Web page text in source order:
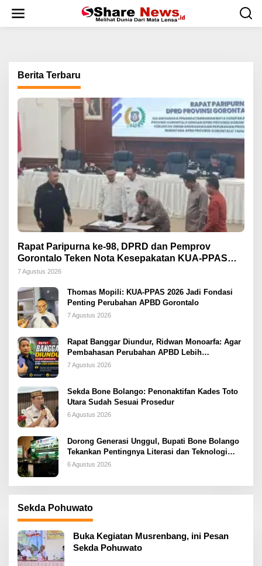
w
Berita Terbaru
Rapat Paripurna ke-98, DPRD dan Pemprov
Gorontalo Teken Nota Kesepakatan KUA-PPAS
2026
7 Agustus 2026
Thomas Mopili: KUA-PPAS 2026 Jadi Fondasi
Penting Perubahan APBD Gorontalo
7 Agustus 2026
Rapat Banggar Diundur, Ridwan Monoarfa: Agar
Pembahasan Perubahan APBD Lebih
Komprehensif
7 Agustus 2026
Sekda Bone Bolango: Penonaktifan Kades Toto
Utara Sudah Sesuai Prosedur
6 Agustus 2026
Dorong Generasi Unggul, Bupati Bone Bolango
Tekankan Pentingnya Literasi dan Teknologi
sejak Dini
6 Agustus 2026
Sekda Pohuwato
Buka Kegiatan Musrenbang, ini Pesan
Sekda Pohuwato